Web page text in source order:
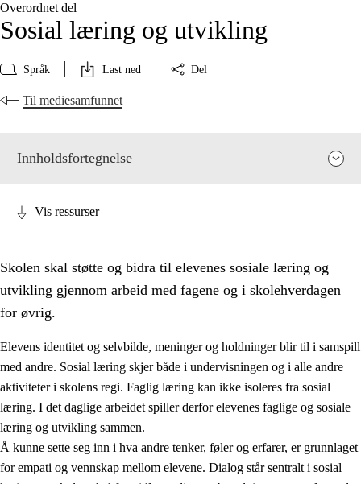
Overordnet del
Sosial læring og utvikling
Språk Last ned Del
Til mediesamfunnet
Innholdsfortegnelse
2. Prinsipper for læring, utvikling og danning
2.1 Sosial læring og utvikling
Vis ressurser
Skolen skal støtte og bidra til elevenes sosiale læring og
utvikling gjennom arbeid med fagene og i skolehverdagen
for øvrig.
Elevens identitet og selvbilde, meninger og holdninger blir til i samspill
med andre. Sosial læring skjer både i undervisningen og i alle andre
aktiviteter i skolens regi. Faglig læring kan ikke isoleres fra sosial
læring. I det daglige arbeidet spiller derfor elevenes faglige og sosiale
læring og utvikling sammen.
Å kunne sette seg inn i hva andre tenker, føler og erfarer, er grunnlaget
for empati og vennskap mellom elevene. Dialog står sentralt i sosial